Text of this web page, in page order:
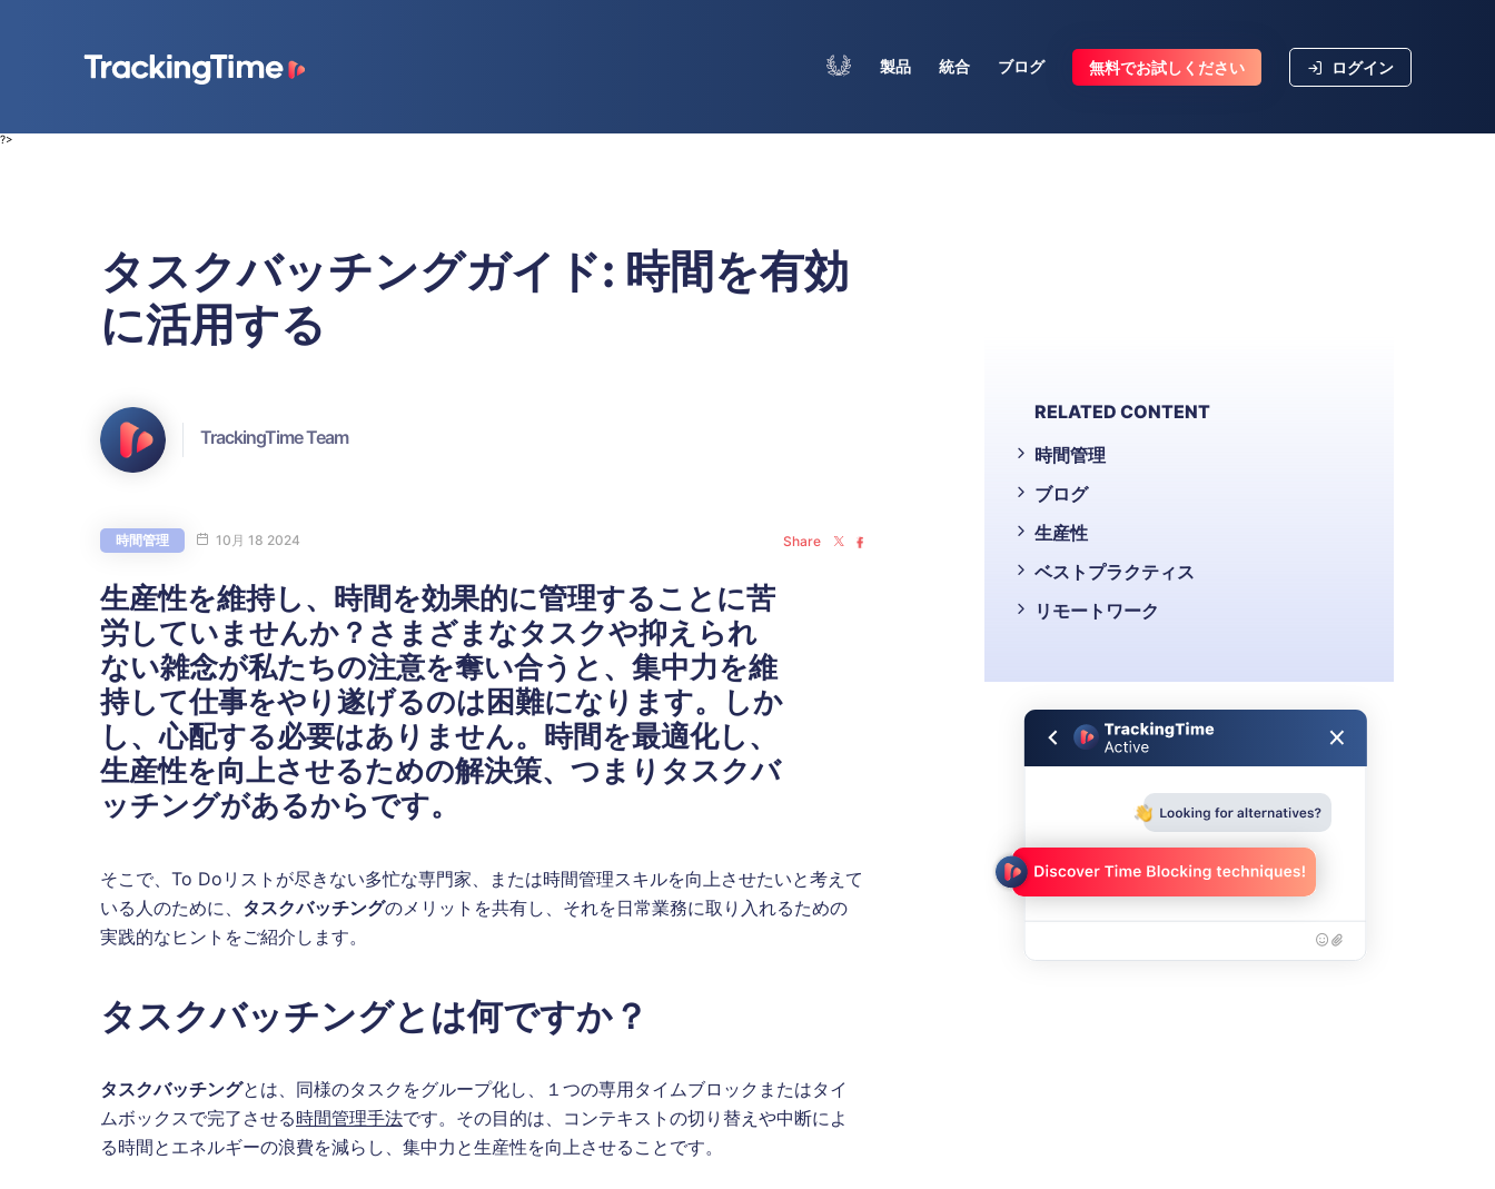
製品 統合 ブログ 無料でお試しください ログイン
?>
タスクバッチングガイド: 時間を有効
に活用する
TrackingTime Team
時間管理 10月 18 2024 Share
生産性を維持し、時間を効果的に管理することに苦
労していませんか？さまざまなタスクや抑えられ
ない雑念が私たちの注意を奪い合うと、集中力を維
持して仕事をやり遂げるのは困難になります。しか
し、心配する必要はありません。時間を最適化し、
生産性を向上させるための解決策、つまり タスクバ
ッチングがあるからです。
そこで、To Doリストが尽きない多忙な専門家、または時間管理スキルを向上させたいと考えて
いる人のために、 タスクバッチングのメリットを共有し、それを日常業務に取り入れるための
実践的なヒントをご紹介します。
タスクバッチングとは何ですか？
タスクバッチングとは、同様のタスクをグループ化し、１つの専用タイムブロックまたはタイ
ムボックスで完了させる時間管理手法です。その目的は、コンテキストの切り替えや中断によ
る時間とエネルギーの浪費を減らし、集中力と生産性を向上させることです。
RELATED CONTENT
時間管理
ブログ
生産性
ベストプラクティス
リモートワーク